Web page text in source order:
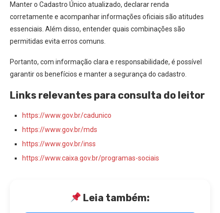
Manter o Cadastro Único atualizado, declarar renda
corretamente e acompanhar informações oficiais são atitudes
essenciais. Além disso, entender quais combinações são
permitidas evita erros comuns.
Portanto, com informação clara e responsabilidade, é possível
garantir os benefícios e manter a segurança do cadastro.
Links relevantes para consulta do leitor
https://www.gov.br/cadunico
https://www.gov.br/mds
https://www.gov.br/inss
https://www.caixa.gov.br/programas-sociais
Leia também: